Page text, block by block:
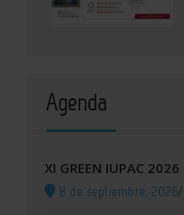
Agenda
XI GREEN IUPAC 2026
8 de septiembre, 2026/